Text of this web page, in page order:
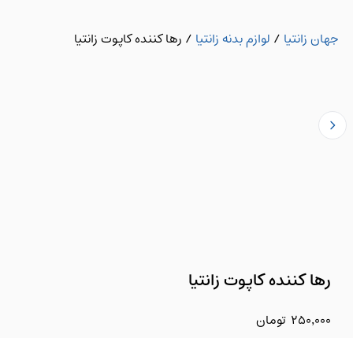
جهان زانتیا / لوازم بدنه زانتیا / رها کننده کاپوت زانتیا
رها کننده کاپوت زانتیا
250,000 تومان